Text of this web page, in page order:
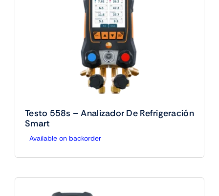
Testo 558s – Analizador De Refrigeración
Smart
Available on backorder